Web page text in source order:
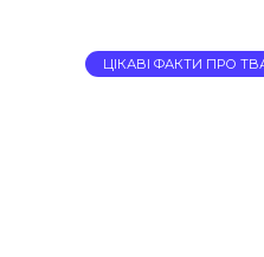
ЦІКАВІ ФАКТИ ПРО